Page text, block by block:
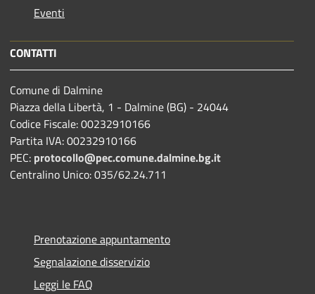
Eventi
CONTATTI
Comune di Dalmine
Piazza della Libertà, 1 - Dalmine (BG) - 24044
Codice Fiscale: 00232910166
Partita IVA: 00232910166
PEC: protocollo@pec.comune.dalmine.bg.it
Centralino Unico: 035/62.24.711
Prenotazione appuntamento
Segnalazione disservizio
Leggi le FAQ